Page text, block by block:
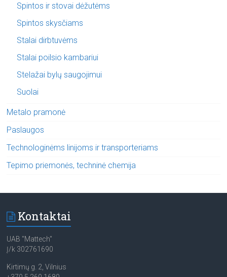
Spintos ir stovai dėžutėms
Spintos skysčiams
Stalai dirbtuvėms
Stalai poilsio kambariui
Stelažai bylų saugojimui
Suolai
Metalo pramonė
Paslaugos
Technologinėms linijoms ir transporteriams
Tepimo priemonės, techninė chemija
Kontaktai
UAB "Mattech"
Į/k 302761690
Kirtimų g. 2, Vilnius